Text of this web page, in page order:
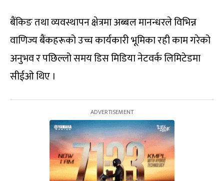
बैंकिङ तथा व्यवस्थापन क्षेत्रमा अब्बल मानन्धरले विभिन्न
वाणिज्य बैंकहरूको उच्च कार्यकारी भूमिका रही काम गरेको
अनुभव र पछिल्लो समय डिस मिडिया नेटवर्क लिमिटेडमा
सीईओ थिए ।